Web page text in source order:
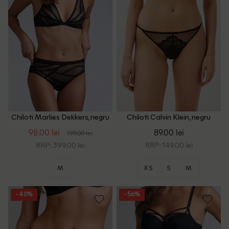
Chiloti Marlies Dekkers, negru
98.00 lei 199.00 lei
RRP: 399.00 lei
M
Chiloti Calvin Klein, negru
89.00 lei
RRP: 149.00 lei
XS S M
- 40% - 56%